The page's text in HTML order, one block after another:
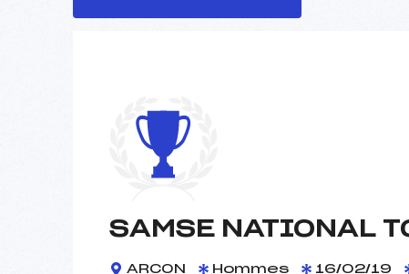
SAMSE NATIONAL
ARCON Hommes 16/02/19